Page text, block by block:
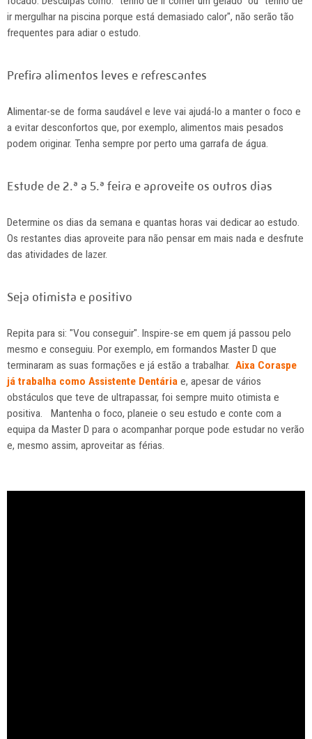
ir mergulhar na piscina porque está demasiado calor", não serão tão
frequentes para adiar o estudo.
Prefira alimentos leves e refrescantes
Alimentar-se de forma saudável e leve vai ajudá-lo a manter o foco e
a evitar desconfortos que, por exemplo, alimentos mais pesados
podem originar. Tenha sempre por perto uma garrafa de água.
Estude de 2.ª a 5.ª feira e aproveite os outros dias
Determine os dias da semana e quantas horas vai dedicar ao estudo.
Os restantes dias aproveite para não pensar em mais nada e desfrute
das atividades de lazer.
Seja otimista e positivo
Repita para si: "Vou conseguir". Inspire-se em quem já passou pelo
mesmo e conseguiu. Por exemplo, em formandos Master D que
terminaram as suas formações e já estão a trabalhar. Aixa Coraspe
já trabalha como Assistente Dentária e, apesar de vários
obstáculos que teve de ultrapassar, foi sempre muito otimista e
positiva. Mantenha o foco, planeie o seu estudo e conte com a
equipa da Master D para o acompanhar porque pode estudar no verão
e, mesmo assim, aproveitar as férias.